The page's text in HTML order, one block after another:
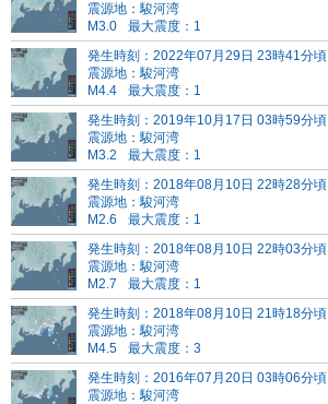
震源地：駿河湾
M3.0
最大震度：1
発生時刻：2022年07月29日 23時41分頃
震源地：駿河湾
M4.4
最大震度：1
発生時刻：2019年10月17日 03時59分頃
震源地：駿河湾
M3.2
最大震度：1
発生時刻：2018年08月10日 22時28分頃
震源地：駿河湾
M2.6
最大震度：1
発生時刻：2018年08月10日 22時03分頃
震源地：駿河湾
M2.7
最大震度：1
発生時刻：2018年08月10日 21時18分頃
震源地：駿河湾
M4.5
最大震度：3
発生時刻：2016年07月20日 03時06分頃
震源地：駿河湾